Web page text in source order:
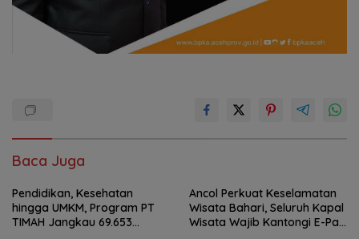
Baca Juga
Pendidikan, Kesehatan
hingga UMKM, Program PT
TIMAH Jangkau 69.653
Ancol Perkuat Keselamatan
Wisata Bahari, Seluruh Kapal
Wisata Wajib Kantongi E-Pas